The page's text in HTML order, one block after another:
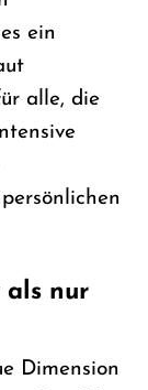
ein
alle, die
als nur
Dimension